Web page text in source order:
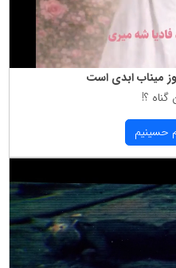
میناب ابدی است
گناه ؟!
حسینیم